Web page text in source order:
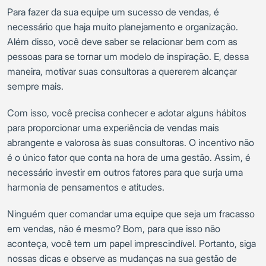
Para fazer da sua equipe um sucesso de vendas, é
necessário que haja muito planejamento e organização.
Além disso, você deve saber se relacionar bem com as
pessoas para se tornar um modelo de inspiração. E, dessa
maneira, motivar suas consultoras a quererem alcançar
sempre mais.
Com isso, você precisa conhecer e adotar alguns hábitos
para proporcionar uma experiência de vendas mais
abrangente e valorosa às suas consultoras. O incentivo não
é o único fator que conta na hora de uma gestão. Assim, é
necessário investir em outros fatores para que surja uma
harmonia de pensamentos e atitudes.
Ninguém quer comandar uma equipe que seja um fracasso
em vendas, não é mesmo? Bom, para que isso não
aconteça, você tem um papel imprescindível. Portanto, siga
nossas dicas e observe as mudanças na sua gestão de